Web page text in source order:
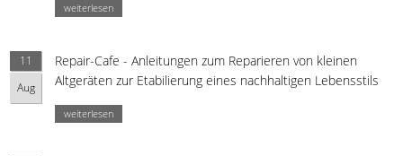
weiterlesen
11
Aug
Repair-Cafe - Anleitungen zum Reparieren von kleinen
Altgeräten zur Etabilierung eines nachhaltigen Lebensstils
weiterlesen